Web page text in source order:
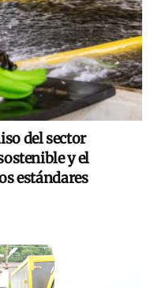
del sector
y el
estándares